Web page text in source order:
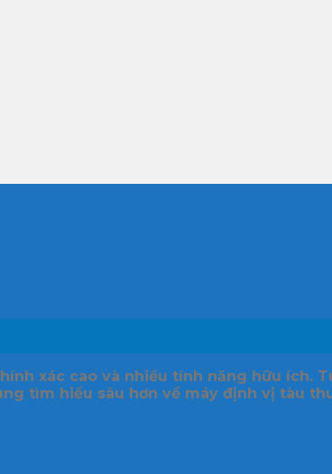
xác cao và nhiều tính năng hữu ích.
tìm hiểu sâu hơn về máy định vị tàu